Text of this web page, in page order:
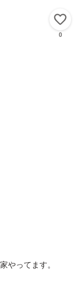
0
やってます。
く、市場の評価が